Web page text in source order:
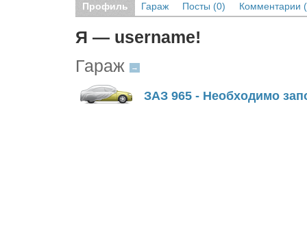
Профиль Гараж Посты (0) Комментарии
Я — username!
Гараж
→
ЗАЗ 965 - Необходимо